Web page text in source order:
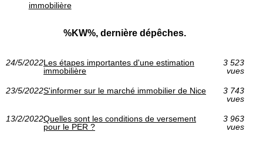
immobilière
%KW%, dernière dépêches.
24/5/2022Les étapes importantes d'une estimation
immobilière
3 523
vues
23/5/2022S'informer sur le marché immobilier de Nice
3 743
vues
13/2/2022Quelles sont les conditions de versement
pour le PER ?
3 963
vues